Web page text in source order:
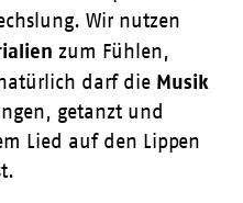
Wir nutzen
zum Fühlen,
darf die Musik
getanzt und
Lied auf den Lippen